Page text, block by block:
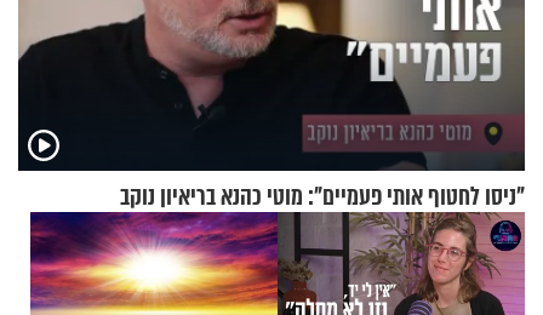
"ניסו לחטוף אותי פעמיים": מוטי כהנא בריאיון נוקב